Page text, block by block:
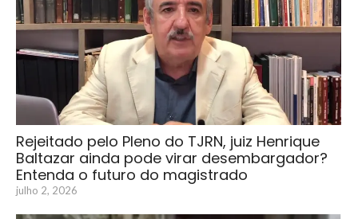
Rejeitado pelo Pleno do TJRN, juiz Henrique
Baltazar ainda pode virar desembargador?
Entenda o futuro do magistrado
julho 2, 2026